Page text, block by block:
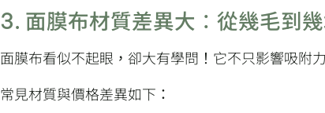
3. 面膜布材質差異大：從幾毛到
面膜布看似不起眼，卻大有學問！它不只影響吸附
常見材質與價格差異如下：